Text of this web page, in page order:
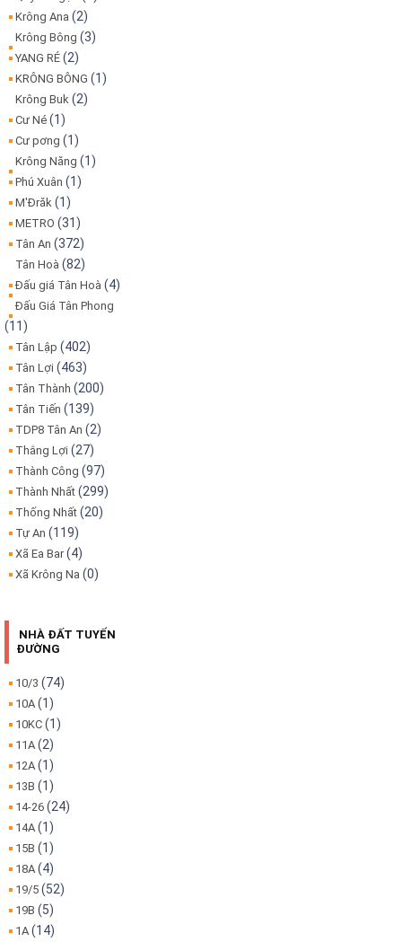
Krông Ana (2)
Krông Bông (3)
YANG RÉ (2)
KRÔNG BÔNG (1)
Krông Buk (2)
Cư Né (1)
Cư pơng (1)
Krông Năng (1)
Phú Xuân (1)
M'Đrăk (1)
METRO (31)
Tân An (372)
Tân Hoà (82)
Đấu giá Tân Hoà (4)
Đấu Giá Tân Phong
(11)
Tân Lập (402)
Tân Lợi (463)
Tân Thành (200)
Tân Tiến (139)
TDP8 Tân An (2)
Thắng Lợi (27)
Thành Công (97)
Thành Nhất (299)
Thống Nhất (20)
Tự An (119)
Xã Ea Bar(4)
Xã Krông Na (0)
NHÀ ĐẤT TUYẾN
ĐƯỜNG
10/3 (74)
10A (1)
10KC (1)
11A (2)
12A (1)
13B (1)
14-26 (24)
14A (1)
15B (1)
18A (4)
19/5 (52)
19B (5)
1A (14)